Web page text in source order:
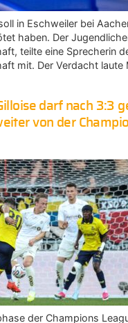
in Eschweiler bei
haben. Der
teilte eine Sprecherin
mit. Der Verdacht laute
darf nach 3:3
von der
der Champions